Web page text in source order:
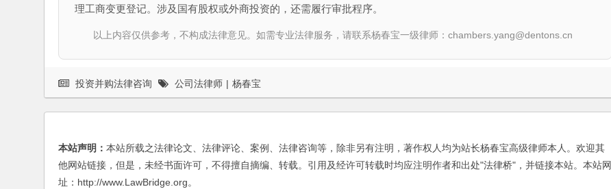
理工商变更登记。涉及国有股权或外商投资的，还需履行审批程序。
以上内容仅供参考，不构成法律意见。如需专业法律服务，请联系杨春宝一级律师：chambers.yang@dentons.cn
投资并购法律咨询 公司法律师 | 杨春宝
本站声明： 本站所载之法律论文、法律评论、案例、法律咨询等，除非另有注明，著作权人均为站长杨春宝高级律师本人。欢迎其
他网站链接，但是，未经书面许可，不得擅自摘编、转载。引用及经许可转载时均应注明作者和出处"法律桥"，并链接本站。本站网
址：http://www.LawBridge.org。